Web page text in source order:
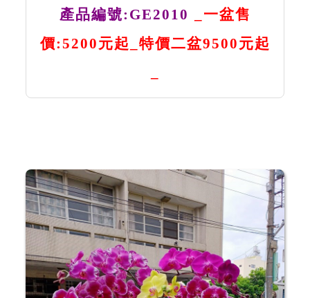
產品編號:GE2010
_一盆售
價:5200元起_特價二盆9500元起